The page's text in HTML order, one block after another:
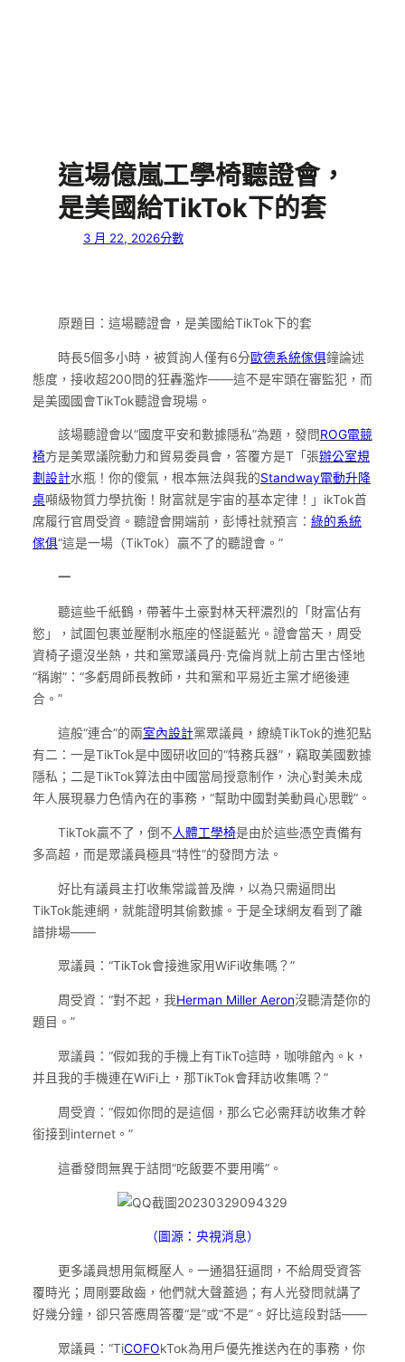
這場億嵐工學椅聽證會，
是美國給TikTok下的套
3 月 22, 2026分數
原題目：這場聽證會，是美國給TikTok下的套
時長5個多小時，被質詢人僅有6分歐德系統傢俱鐘論述
態度，接收超200問的狂轟濫炸——這不是牢頭在審監犯，而
是美國國會TikTok聽證會現場。
該場聽證會以“國度平安和數據隱私”為題，發問ROG電競
椅方是美眾議院動力和貿易委員會，答覆方是T「張辦公室規
劃設計水瓶！你的傻氣，根本無法與我的Standway電動升降
桌噸級物質力學抗衡！財富就是宇宙的基本定律！」ikTok首
席履行官周受資。聽證會開端前，彭博社就預言： 綠的系統
傢俱“這是一場（TikTok）贏不了的聽證會。”
一
聽這些千紙鶴，帶著牛土豪對林天秤濃烈的「財富佔有
慾」，試圖包裹並壓制水瓶座的怪誕藍光。證會當天，周受
資椅子還沒坐熱，共和黨眾議員丹·克倫肖就上前古里古怪地
“稱謝”：“多虧周師長教師，共和黨和平易近主黨才絕後連
合。”
這般“連合”的兩室內設計黨眾議員，繚繞TikTok的進犯點
有二：一是TikTok是中國研收回的“特務兵器”，竊取美國數據
隱私；二是TikTok算法由中國當局授意制作，決心對美未成
年人展現暴力色情內在的事務，“幫助中國對美動員心思戰”。
TikTok贏不了，倒不人體工學椅是由於這些憑空責備有
多高超，而是眾議員極具“特性”的發問方法。
好比有議員主打收集常識普及牌，以為只需逼問出
TikTok能連網，就能證明其偷數據。于是全球網友看到了離
譜排場——
眾議員：“TikTok會接進家用WiFi收集嗎？”
周受資：“對不起，我Herman Miller Aeron沒聽清楚你的
題目。”
眾議員：“假如我的手機上有TikTo這時，咖啡館內。k，
并且我的手機連在WiFi上，那TikTok會拜訪收集嗎？”
周受資：“假如你問的是這個，那么它必需拜訪收集才幹
銜接到internet。”
這番發問無異于詰問“吃飯要不要用嘴”。
（圖源：央視消息）
更多議員想用氣概壓人。一通猖狂逼問，不給周受資答
覆時光；周剛要啟齒，他們就大聲蓋過；有人光發問就講了
好幾分鐘，卻只答應周答覆“是”或“不是”。好比這段對話——
眾議員：“TiCOFOkTok為用戶優先推送內在的事務，你